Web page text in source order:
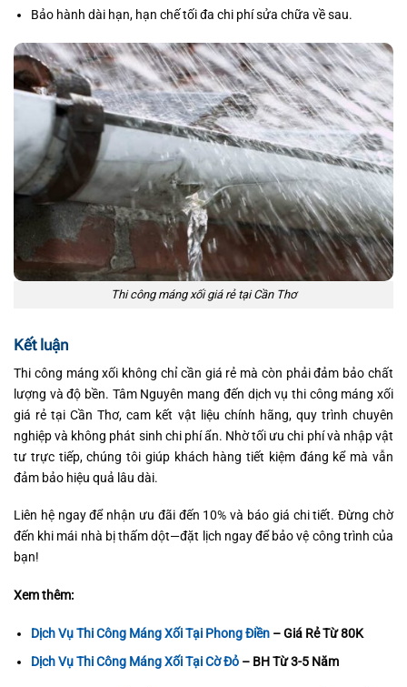
Bảo hành dài hạn, hạn chế tối đa chi phí sửa chữa về sau.
Thi công máng xối giá rẻ tại Cần Thơ
Kết luận
Thi công máng xối không chỉ cần giá rẻ mà còn phải đảm bảo chất
lượng và độ bền. Tâm Nguyên mang đến dịch vụ thi công máng xối
giá rẻ tại Cần Thơ, cam kết vật liệu chính hãng, quy trình chuyên
nghiệp và không phát sinh chi phí ẩn. Nhờ tối ưu chi phí và nhập vật
tư trực tiếp, chúng tôi giúp khách hàng tiết kiệm đáng kể mà vẫn
đảm bảo hiệu quả lâu dài.
Liên hệ ngay để nhận ưu đãi đến 10% và báo giá chi tiết. Đừng chờ
đến khi mái nhà bị thấm dột—đặt lịch ngay để bảo vệ công trình của
bạn!
Xem thêm:
Dịch Vụ Thi Công Máng Xối Tại Phong Điền– Giá Rẻ Từ 80K
Dịch Vụ Thi Công Máng Xối Tại Cờ Đỏ– BH Từ 3-5 Năm